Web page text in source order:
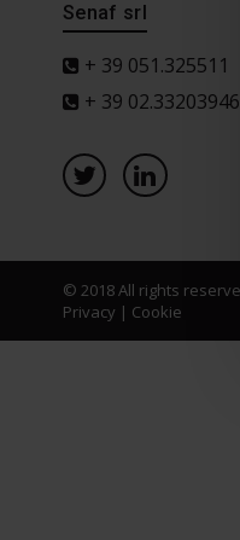
Senaf srl
+ 39 051.325511
+ 39
© 2018 All rights
Privacy | Cookie